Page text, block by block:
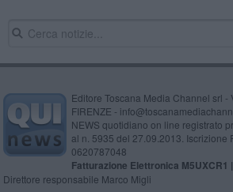
Editore Toscana Media Channel srl -
FIRENZE -
NEWS quotidiano on line registrato
al n. 5935 del 27.09.2013. Iscrizione
0620787048
Fatturazione Elettronica M5UXCR1 |
Direttore responsabile Marco Migli